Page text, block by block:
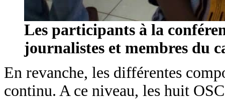
Les participants à la
journalistes et membres du
En revanche, les différentes
continu. A ce niveau, les huit